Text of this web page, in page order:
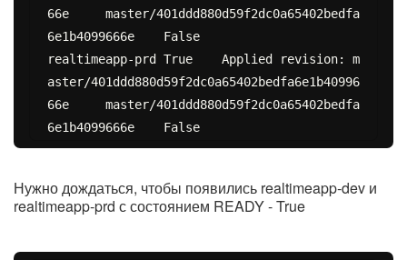
66e	master/401ddd880d59f2dc0a65402bedfa
6e1b4099666e	False
realtimeapp-prd	True 	Applied revision: m
aster/401ddd880d59f2dc0a65402bedfa6e1b40996
66e	master/401ddd880d59f2dc0a65402bedfa
6e1b4099666e	False
Нужно дождаться, чтобы появились realtimeapp-dev и
realtimeapp-prd с состоянием READY - True